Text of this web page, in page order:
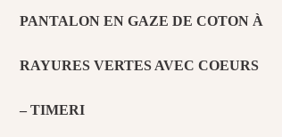
PANTALON EN GAZE DE COTON À
RAYURES VERTES AVEC COEURS
– TIMERI